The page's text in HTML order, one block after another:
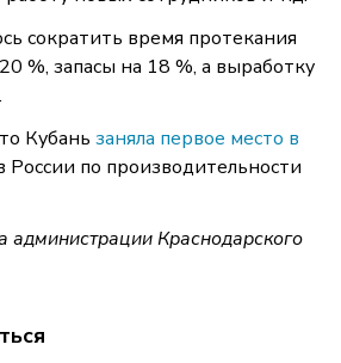
сократить время протекания
%, запасы на 18 %, а выработку
Кубань заняла первое место в
России по производительности
администрации Краснодарского